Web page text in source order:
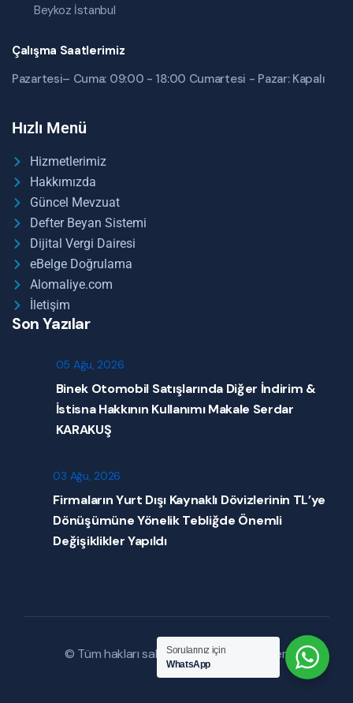
Beykoz İstanbul
Çalışma Saatlerimiz
Pazartesi– Cuma: 09:00 - 18:00 Cumartesi - Pazar: Kapalı
Hızlı Menü
Hizmetlerimiz
Hakkımızda
Güncel Mevzuat
Defter Beyan Sistemi
Dijital Vergi Dairesi
eBelge Doğrulama
Alomaliye.com
İletişim
Son Yazılar
05 Ağu, 2026
Binek Otomobil Satışlarında Diğer İndirim &
İstisna Hakkının Kullanımı Makale Serdar
KARAKUŞ
03 Ağu, 2026
Firmaların Yurt Dışı Kaynaklı Dövizlerinin TL’ye
Dönüşümüne Yönelik Tebliğde Önemli
Değişiklikler Yapıldı
© Tüm hakları saklıdır. |Mevzuat Haberleri
Sorularınız için
WhatsApp